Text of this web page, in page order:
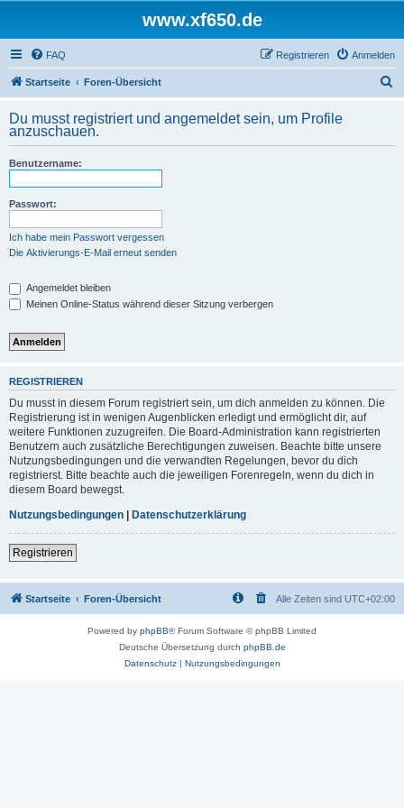
www.xf650.de
FAQ Anmelden
Registrieren
Startseite Foren-Übersicht
h
Du musst registriert und angemeldet sein, um Profile
anzuschauen.
Benutzername:
Passwort:
Ich habe mein Passwort vergessen
Die Aktivierungs-E-Mail erneut senden
Angemeldet bleiben
Meinen Online-Status während dieser Sitzung verbergen
REGISTRIEREN
Du musst in diesem Forum registriert sein, um dich anmelden zu können. Die
Registrierung ist in wenigen Augenblicken erledigt und ermöglicht dir, auf
weitere Funktionen zuzugreifen. Die Board-Administration kann registrierten
Benutzern auch zusätzliche Berechtigungen zuweisen. Beachte bitte unsere
Nutzungsbedingungen und die verwandten Regelungen, bevor du dich
registrierst. Bitte beachte auch die jeweiligen Forenregeln, wenn du dich in
diesem Board bewegst.
Nutzungsbedingungen | Datenschutzerklärung
Registrieren
Startseite Foren-Übersicht Alle Zeiten sind UTC+02:00
Powered by phpBB® Forum Software © phpBB Limited
Deutsche Übersetzung durch phpBB.de
Datenschutz| Nutzungsbedingungen